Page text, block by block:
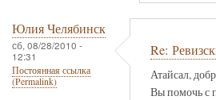
Юлия Челябинск
сб, 08/28/2010 -
12:31
Постоянная ссылка
(Permalink)
Re:
Атайсал,
Вы помочь с